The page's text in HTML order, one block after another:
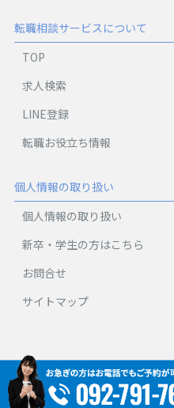
転職相談サービスについて
TOP
求人検索
LINE登録
転職お役立ち情報
個人情報の取り扱い
個人情報の取り扱い
新卒・学生の方はこちら
お問合せ
サイトマップ
Copyright © Plusem